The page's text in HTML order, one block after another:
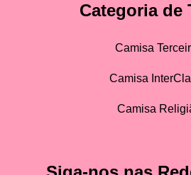
Categoria de
Camisa
Camisa
Camisa